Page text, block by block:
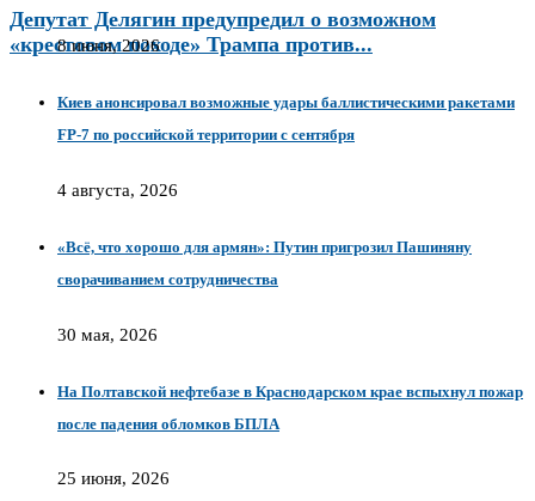
Депутат Делягин предупредил о возможном
«крестовом походе» Трампа против...
8 июня, 2026
Киев анонсировал возможные удары баллистическими ракетами
FP-7 по российской территории с сентября
4 августа, 2026
«Всё, что хорошо для армян»: Путин пригрозил Пашиняну
сворачиванием сотрудничества
30 мая, 2026
На Полтавской нефтебазе в Краснодарском крае вспыхнул пожар
после падения обломков БПЛА
25 июня, 2026